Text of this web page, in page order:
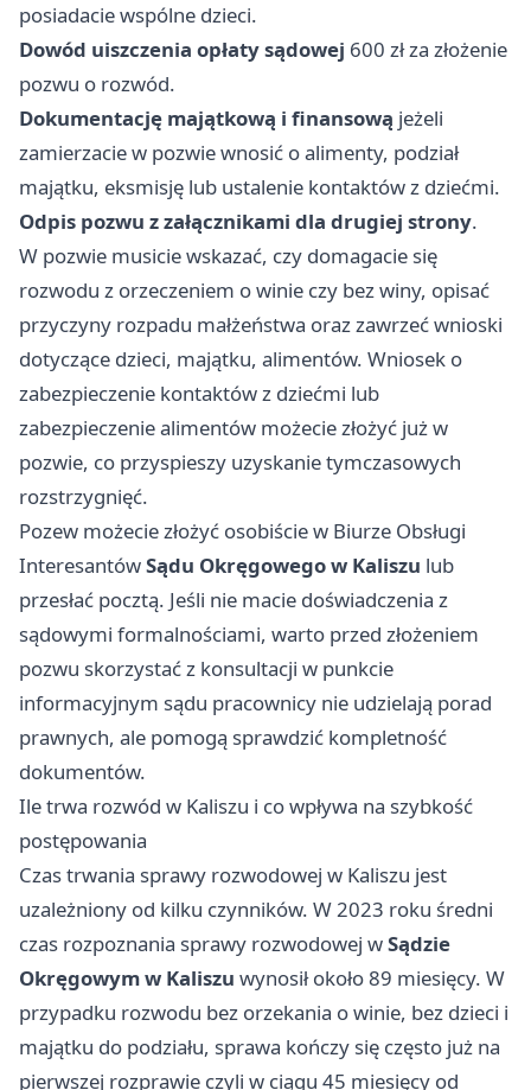
posiadacie wspólne dzieci.
Dowód uiszczenia opłaty sądowej 600 zł za złożenie
pozwu o rozwód.
Dokumentację majątkową i finansową jeżeli
zamierzacie w pozwie wnosić o alimenty, podział
majątku, eksmisję lub ustalenie kontaktów z dziećmi.
Odpis pozwu z załącznikami dla drugiej strony.
W pozwie musicie wskazać, czy domagacie się
rozwodu z orzeczeniem o winie czy bez winy, opisać
przyczyny rozpadu małżeństwa oraz zawrzeć wnioski
dotyczące dzieci, majątku, alimentów. Wniosek o
zabezpieczenie kontaktów z dziećmi lub
zabezpieczenie alimentów możecie złożyć już w
pozwie, co przyspieszy uzyskanie tymczasowych
rozstrzygnięć.
Pozew możecie złożyć osobiście w Biurze Obsługi
InteresantówSądu Okręgowego w Kaliszu lub
przesłać pocztą. Jeśli nie macie doświadczenia z
sądowymi formalnościami, warto przed złożeniem
pozwu skorzystać z konsultacji w punkcie
informacyjnym sądu pracownicy nie udzielają porad
prawnych, ale pomogą sprawdzić kompletność
dokumentów.
Ile trwa rozwód w Kaliszu i co wpływa na szybkość
postępowania
Czas trwania sprawy rozwodowej w Kaliszu jest
uzależniony od kilku czynników. W 2023 roku średni
czas rozpoznania sprawy rozwodowej wSądzie
Okręgowym w Kaliszu wynosił około 89 miesięcy. W
przypadku rozwodu bez orzekania o winie, bez dzieci i
majątku do podziału, sprawa kończy się często już na
pierwszej rozprawie czyli w ciągu 45 miesięcy od